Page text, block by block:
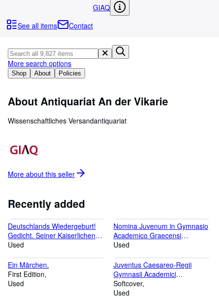
Textbooks
Sellers
Start Selling
Help
CLOSE
GIAQ
See all items
Contact
Shop About Policies
More search options
About Antiquariat An der Vikarie
Wissenschaftliches Versandantiquariat
More about this seller
Recently added
Deutschlands Wiedergeburt!
Gedicht. Seiner Kaiserlichen
Hoheit dem Erzherzoge
erwählten ersten deutschen
Reichsverweser am Tage
seines hochgefeierten
Used
Nomina Juvenum in Gymnasio
Academico Graecensi
Humanioribus Litteris
publice proposita mense April
M.DCCC [1800].
Used
Ein Märchen.
First Edition
Used
Juventus Caesareo-Regii
Gymnasii Academici
Graecensis e moribus et
progressu in literis censa
Softcover
Used